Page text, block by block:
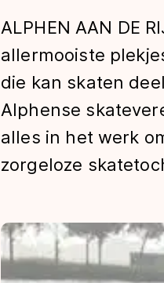
Tijden &
De weg
ALPHEN AAN DE
allermooiste
die kan skaten
Alphense
alles in het werk
zorgeloze